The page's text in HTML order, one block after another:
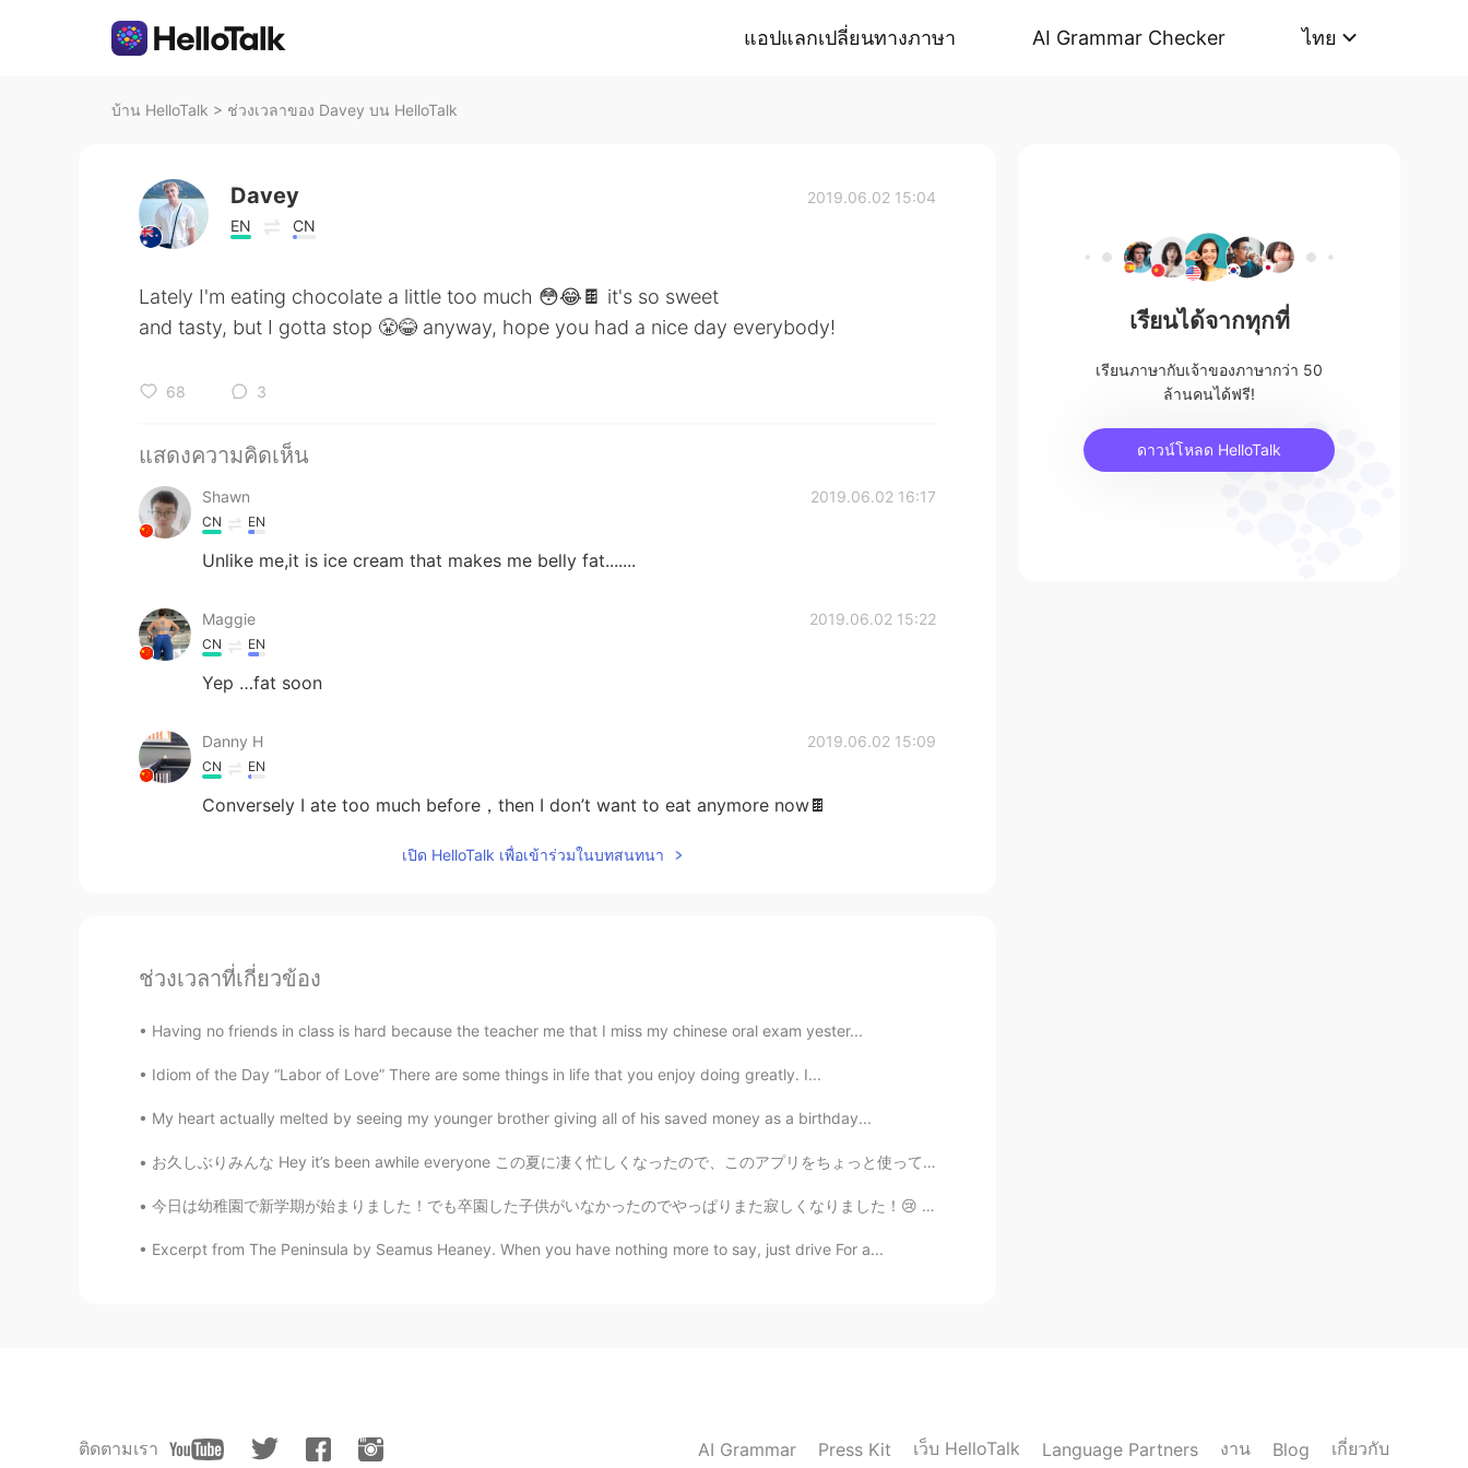
แอปแลกเปลี่ยนทางภาษา AI Grammar Checker ไทย
บ้าน HelloTalk > ช่วงเวลาของ Davey บน HelloTalk
Davey
EN CN
2019.06.02 15:04
Lately I'm eating chocolate a little too much 😳😂🍫 it's so sweet
and tasty, but I gotta stop 😤😂 anyway, hope you had a nice day everybody!
68 3
แสดงความคิดเห็น
Shawn 2019.06.02 16:17
CN EN
Unlike me,it is ice cream that makes me belly fat.......
Maggie 2019.06.02 15:22
CN EN
Yep …fat soon
Danny H 2019.06.02 15:09
CN EN
Conversely I ate too much before，then I don’t want to eat anymore now🍫
เปิด HelloTalk เพื่อเข้าร่วมในบทสนทนา
ช่วงเวลาที่เกี่ยวข้อง
Having no friends in class is hard because the teacher me that I miss my chinese oral exam yester...
Idiom of the Day “Labor of Love” There are some things in life that you enjoy doing greatly. I...
My heart actually melted by seeing my younger brother giving all of his saved money as a birthday...
お久しぶりみんな Hey it’s been awhile everyone この夏に凄く忙しくなったので、このアプリをちょっと使って止まりちゃった I became extremely bu...
今日は幼稚園で新学期が始まりました！でも卒園した子供がいなかったのでやっぱりまた寂しくなりました！😢 おまけに俺の好きな先生もいなくなちゃった！彼女がやめることって知らなかったから本当にびっくり...
Excerpt from The Peninsula by Seamus Heaney. When you have nothing more to say, just drive For a...
เรียนได้จากทุกที่
เรียนภาษากับเจ้าของภาษากว่า 50
ล้านคนได้ฟรี!
ดาวน์โหลด HelloTalk
ติดตามเรา AI Grammar Press Kit เว็บ HelloTalk Language Partners งาน Blog เกี่ยวกับ